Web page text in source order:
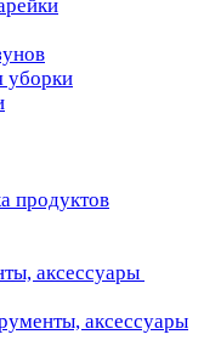
уборки
продуктов
аксессуары
аксессуары